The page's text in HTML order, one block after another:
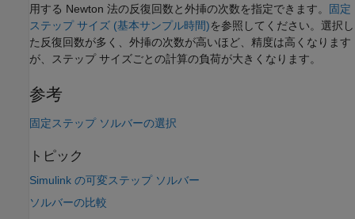
用する Newton 法の反復回数と外挿の次数を指定できます。
固定
ステップ サイズ (基本サンプル時間)を参照してください。選択し
た反復回数が多く、外挿の次数が高いほど、精度は高くなります
が、ステップ サイズごとの計算の負荷が大きくなります。
参考
固定ステップ ソルバーの選択
トピック
Simulink の可変ステップ ソルバー
ソルバーの比較